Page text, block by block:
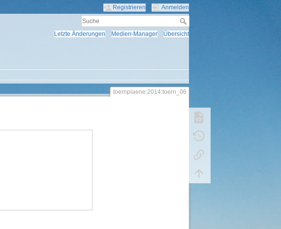
Registrieren Anmelden
Letzte Änderungen Medien-Manager Übersicht
toernplaene:2014:toern_06